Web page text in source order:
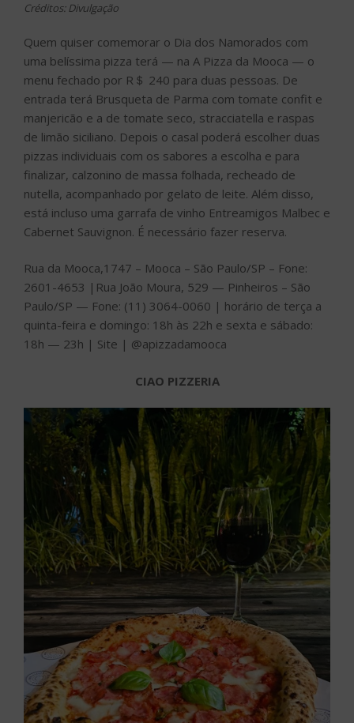
Créditos: Divulgação
Quem quiser comemorar o Dia dos Namorados com
uma belíssima pizza terá — na A Pizza da Mooca — o
menu fechado por R＄ 240 para duas pessoas. De
entrada terá Brusqueta de Parma com tomate confit e
manjericão e a de tomate seco, stracciatella e raspas
de limão siciliano. Depois o casal poderá escolher duas
pizzas individuais com os sabores a escolha e para
finalizar, calzonino de massa folhada, recheado de
nutella, acompanhado por gelato de leite. Além disso,
está incluso uma garrafa de vinho Entreamigos Malbec e
Cabernet Sauvignon. É necessário fazer reserva.
Rua da Mooca,1747 – Mooca – São Paulo/SP – Fone:
2601-4653 |Rua João Moura, 529 — Pinheiros – São
Paulo/SP — Fone: (11) 3064-0060 | horário de terça a
quinta-feira e domingo: 18h às 22h e sexta e sábado:
18h — 23h | Site | @apizzadamooca
CIAO PIZZERIA